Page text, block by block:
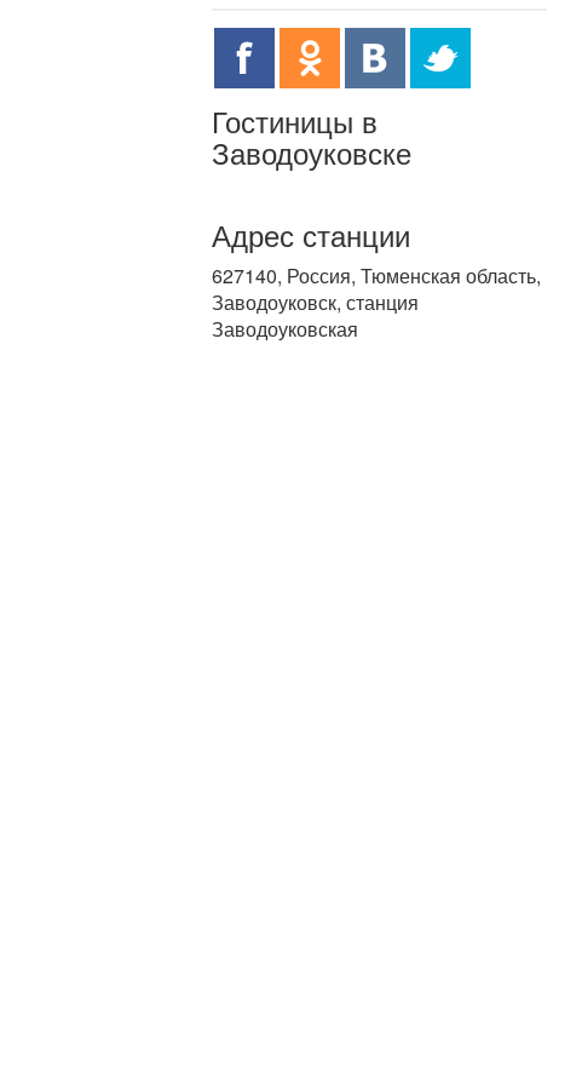
Гостиницы в
Заводоуковске
Адрес станции
627140, Россия, Тюменская область,
Заводоуковск, станция
Заводоуковская